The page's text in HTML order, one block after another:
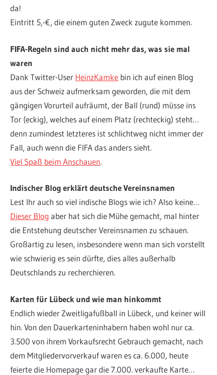
da!
Eintritt 5,-€, die einem guten Zweck zugute kommen.
FIFA-Regeln sind auch nicht mehr das, was sie mal
waren
Dank Twitter-User HeinzKamke bin ich auf einen Blog
aus der Schweiz aufmerksam geworden, die mit dem
gängigen Vorurteil aufräumt, der Ball (rund) müsse ins
Tor (eckig), welches auf einem Platz (rechteckig) steht…
denn zumindest letzteres ist schlichtweg nicht immer der
Fall, auch wenn die FIFA das anders sieht.
Viel Spaß beim Anschauen.
Indischer Blog erklärt deutsche Vereinsnamen
Lest Ihr auch so viel indische Blogs wie ich? Also keine…
Dieser Blog aber hat sich die Mühe gemacht, mal hinter
die Entstehung deutscher Vereinsnamen zu schauen.
Großartig zu lesen, insbesondere wenn man sich vorstellt
wie schwierig es sein dürfte, dies alles außerhalb
Deutschlands zu recherchieren.
Karten für Lübeck und wie man hinkommt
Endlich wieder Zweitligafußball in Lübeck, und keiner will
hin. Von den Dauerkarteninhabern haben wohl nur ca.
3.500 von ihrem Vorkaufsrecht Gebrauch gemacht, nach
dem Mitgliedervorverkauf waren es ca. 6.000, heute
feierte die Homepage gar die 7.000. verkaufte Karte…